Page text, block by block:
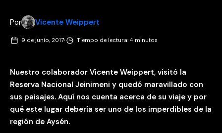
Por Vicente Weippert
9 de junio, 2017· Tiempo de lectura: 4 minutos
Nuestro colaborador Vicente Weippert, visitó la
Reserva Nacional Jeinimeni y quedó maravillado con
sus paisajes. Aquí nos cuenta acerca de su viaje y por
qué este lugar debería ser uno de los imperdibles de la
región de Aysén.